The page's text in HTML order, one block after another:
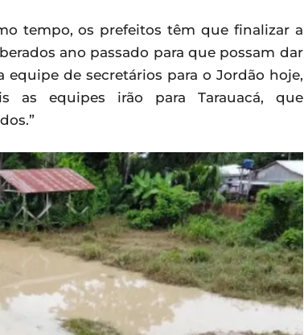
tempo, os prefeitos têm que finalizar a
ano passado para que possam dar
de secretários para o Jordão hoje,
as equipes irão para Tarauacá, que